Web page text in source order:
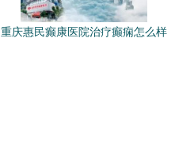
重庆惠民癫康医院治疗癫痫怎么样